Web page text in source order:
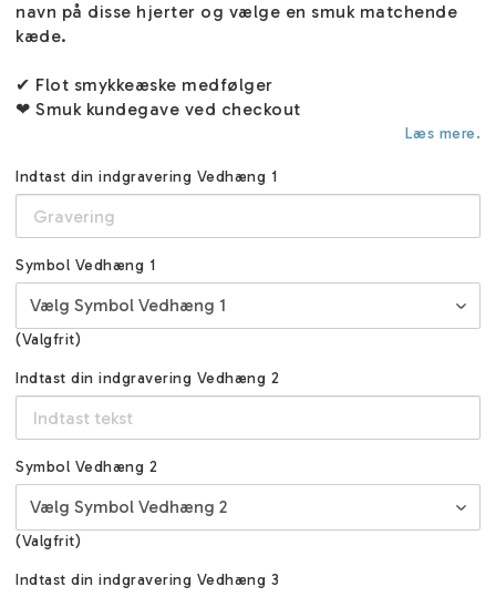
navn på disse hjerter og vælge en smuk matchende
kæde.
✔ Flot smykkeæske medfølger
❤ Smuk kundegave ved checkout
Læs mere.
Indtast din indgravering Vedhæng 1
Symbol Vedhæng 1
(Valgfrit)
Indtast din indgravering Vedhæng 2
Symbol Vedhæng 2
(Valgfrit)
Indtast din indgravering Vedhæng 3